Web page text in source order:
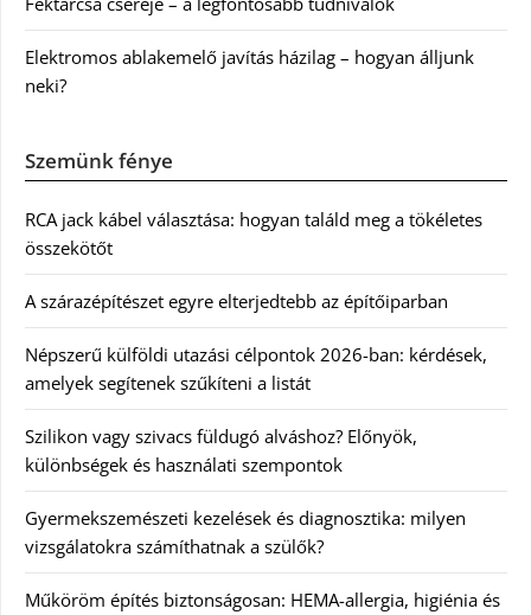
Elektromos ablakemelő javítás házilag – hogyan álljunk
neki?
Szemünk fénye
RCA jack kábel választása: hogyan találd meg a tökéletes
összekötőt
A szárazépítészet egyre elterjedtebb az építőiparban
Népszerű külföldi utazási célpontok 2026-ban: kérdések,
amelyek segítenek szűkíteni a listát
Szilikon vagy szivacs füldugó alváshoz? Előnyök,
különbségek és használati szempontok
Gyermekszemészeti kezelések és diagnosztika: milyen
vizsgálatokra számíthatnak a szülők?
Műköröm építés biztonságosan: HEMA-allergia, higiénia és